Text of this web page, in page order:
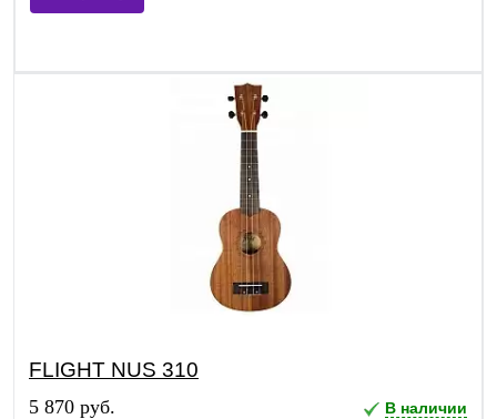
FLIGHT NUS 310
5 870 руб. В наличии